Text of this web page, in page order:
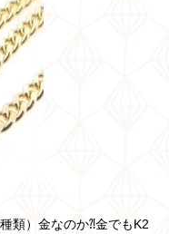
類）金なのか⁈金でもK2